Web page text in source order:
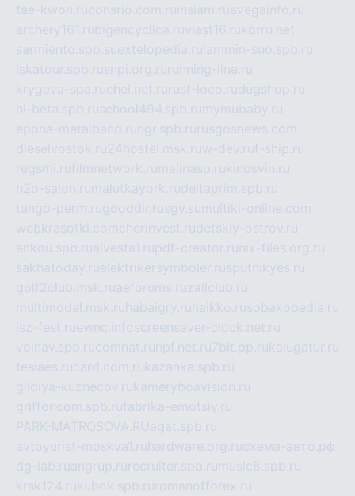
tae-kwon.ruconsrio.com.ru insiam.ruavegainfo.ru
archery161.rubigencyclica.ruvlast16.rukorru.net
sarmiento.spb.suextelopedia.ru lammin-suo.spb.ru
iskatour.spb.rusnpi.org.ru running-line.ru
krygeva-spa.ruchel.net.ru rust-loco.rudugshop.ru
hl-beta.spb.ruschool494.spb.ru mymubaby.ru
epoha-metalband.ru ngr.spb.ru rusgosnews.com
dieselvostok.ru24hostel.msk.ruw-dev.ruf-ship.ru
regsmi.rufilmnetwork.ru malinasp.rukinosvin.ru
h2o-salon.ru malutkayork.rudeltaprim.spb.ru
tango-perm.rugooddir.rusgv.su multiki-online.com
webkrasotki.comcherinvest.rudetskiy-ostrov.ru
ankou.spb.rualvesta1.rupdf-creator.ru nix-files.org.ru
sakhatoday.ruelektrikersymboler.rusputnikyes.ru
golf2club.msk.ruaeforums.ruzallclub.ru
multimodal.msk.ru habaigry.ru haikko.rusobakopedia.ru
isz-fest.ruewnc.infoscreensaver-clock.net.ru
volnav.spb.rucomnat.ru npf.net.ru 7bit.pp.rukalugatur.ru
tesiaes.rucard.com.rukazanka.spb.ru
gildiya-kuznecov.rukameryboavision.ru
griffoncom.spb.rufabrika-emotsiy.ru
PARK-MATROSOVA.RUagat.spb.ru
avtoyurist-moskva1.ru hardware.org.ruсхема-авто.рф
dg-lab.ruangrup.ru recruiter.spb.ru music8.spb.ru
krsk124.rukubok.spb.ru romanofforex.ru